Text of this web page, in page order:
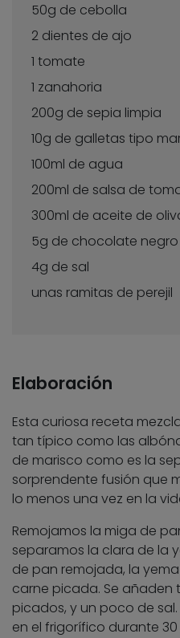
50g de cebolla
2 dientes de ajo
1 tomate
1 zanahoria
200g de sepia limpia
10g de galletas tipo
100ml de agua
200ml de salsa de
300ml de aceite de
5g de chocolate negro
4g de sal
unas ramitas de perejil
Elaboración
Esta curiosa receta
tan típico como las
de marisco como es la
sorprendente fusión que
lo menos una vez en la
Remojamos la miga de
separamos la clara de la
de pan remojada, la
carne picada. Se añaden
picados, y un poco de
en el frigorífico durante